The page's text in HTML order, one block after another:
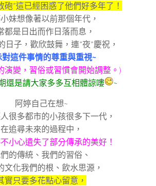
砲”這已經困惑了他們好多年了！
妹想像著以前那個年代，
都是日出而作日落而息，
日子，歡欣鼓舞，連”夜”慶祝，
這件事情的尊重與重視~
演變，習俗或習慣會開始調整。)
還是請大家多多互相體諒嘍
~
阿婷自己在想~
很多都市的小孩很多下一代，
在追尋未來的過程中，
小心遺失了部分傳承的美好！
的傳統、我們的習俗、
文化我們的根、飲水思源，
實只要多花點心留意，